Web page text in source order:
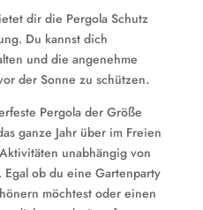
dir die Pergola Schutz
Du kannst dich
und die angenehme
der Sonne zu schützen.
Pergola der Größe
ganze Jahr über im Freien
unabhängig von
ob du eine Gartenparty
möchtest oder einen